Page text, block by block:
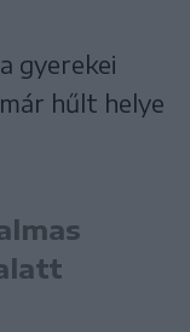
gyerekei
hűlt helye